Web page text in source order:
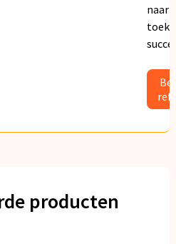
naar
producten